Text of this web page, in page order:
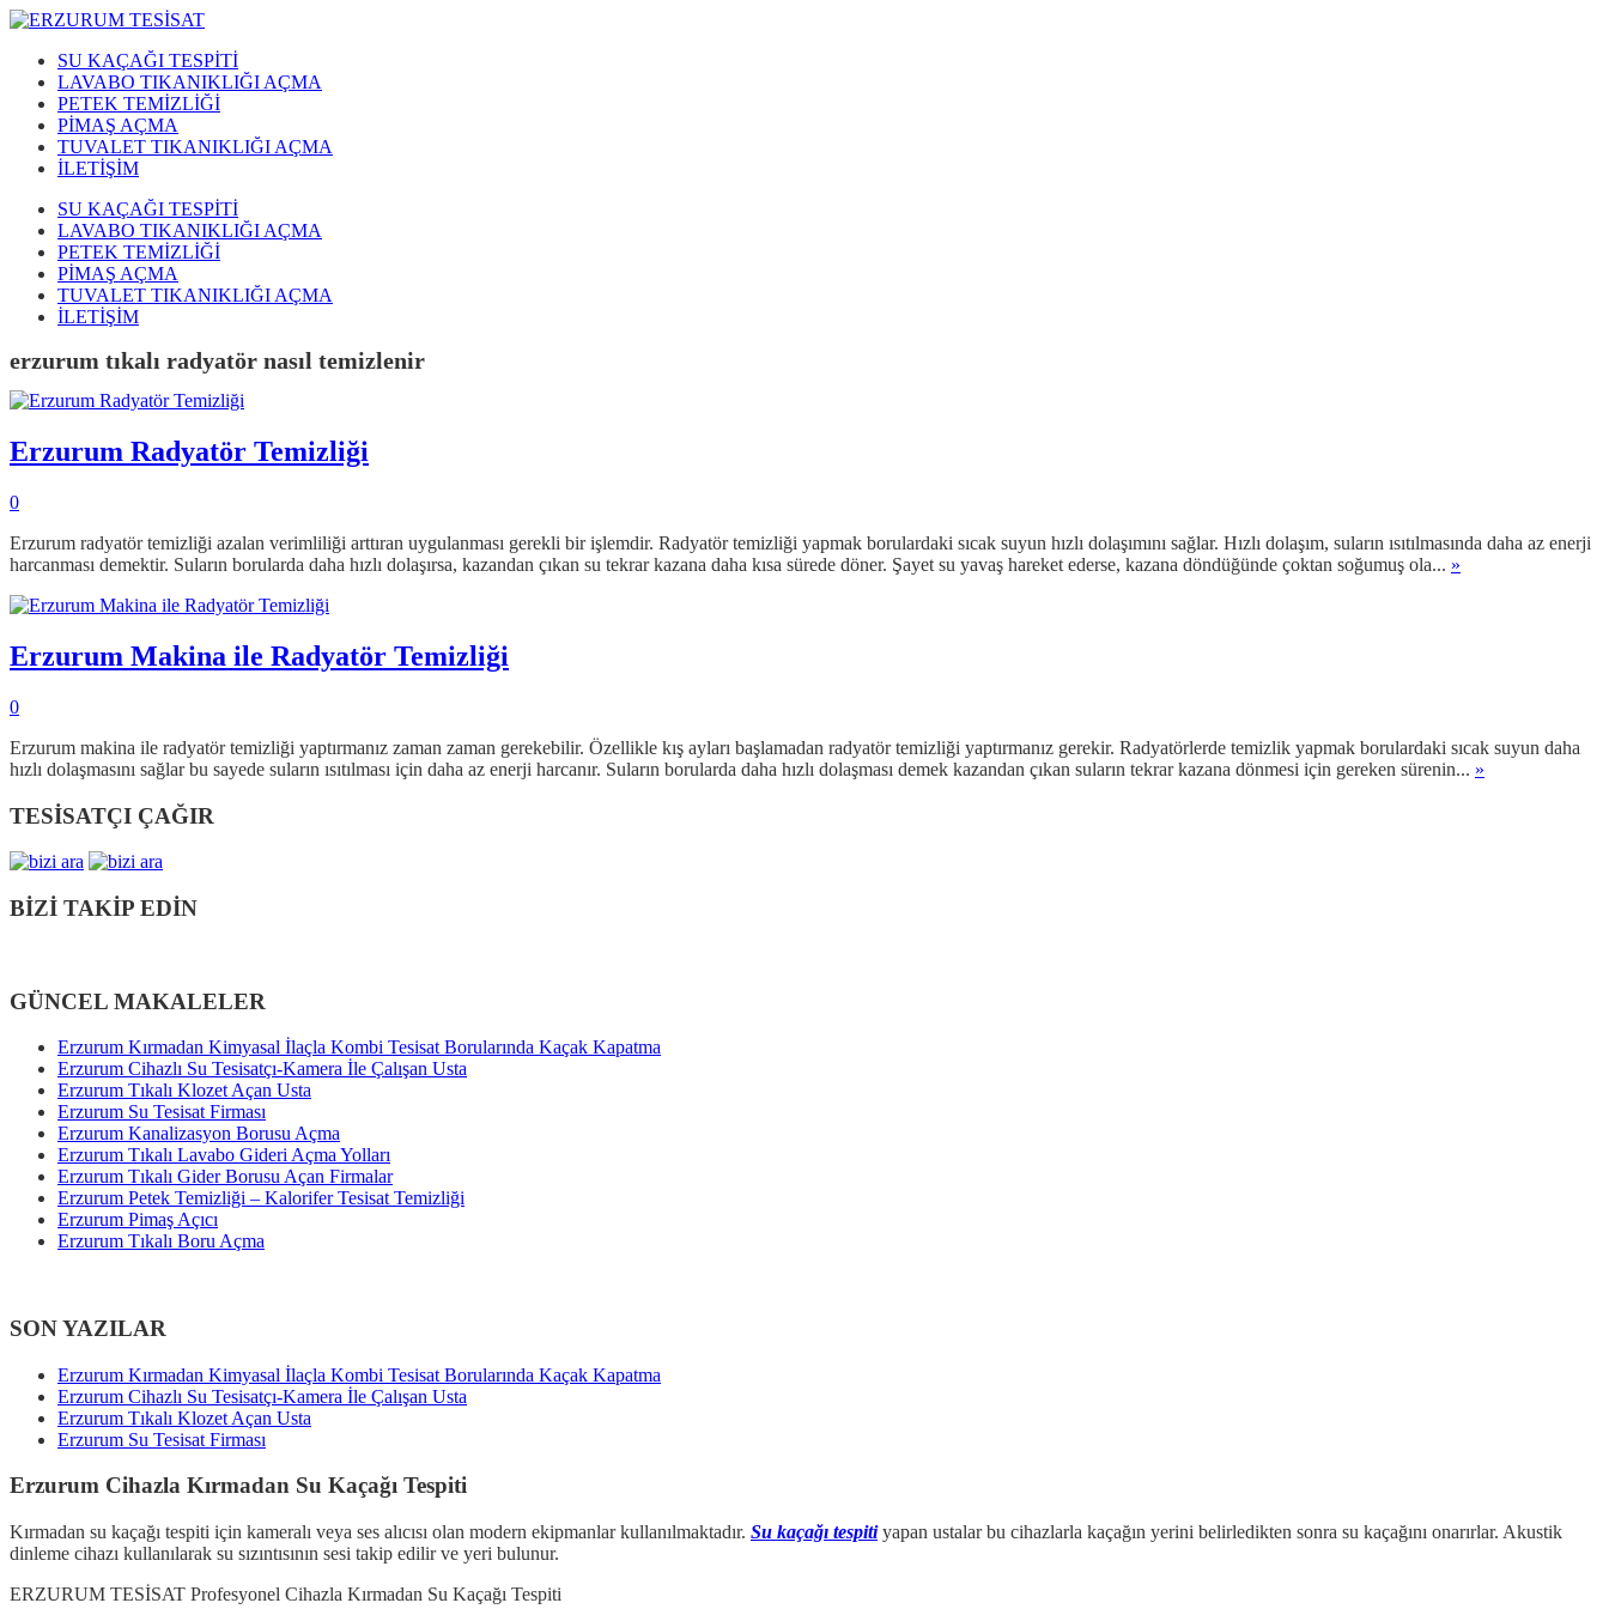
SU KAÇAĞI TESPİTİ
LAVABO TIKANIKLIĞI AÇMA
PETEK TEMİZLİĞİ
PİMAŞ AÇMA
TUVALET TIKANIKLIĞI AÇMA
İLETİŞİM
SU KAÇAĞI TESPİTİ
LAVABO TIKANIKLIĞI AÇMA
PETEK TEMİZLİĞİ
PİMAŞ AÇMA
TUVALET TIKANIKLIĞI AÇMA
İLETİŞİM
erzurum tıkalı radyatör nasıl temizlenir
Erzurum Radyatör Temizliği
0
Erzurum radyatör temizliği azalan verimliliği arttıran uygulanması gerekli bir işlemdir. Radyatör temizliği yapmak borulardaki sıcak suyun hızlı dolaşımını sağlar. Hızlı dolaşım, suların ısıtılmasında daha az enerji
harcanması demektir. Suların borularda daha hızlı dolaşırsa, kazandan çıkan su tekrar kazana daha kısa sürede döner. Şayet su yavaş hareket ederse, kazana döndüğünde çoktan soğumuş ola... »
Erzurum Makina ile Radyatör Temizliği
0
Erzurum makina ile radyatör temizliği yaptırmanız zaman zaman gerekebilir. Özellikle kış ayları başlamadan radyatör temizliği yaptırmanız gerekir. Radyatörlerde temizlik yapmak borulardaki sıcak suyun daha
hızlı dolaşmasını sağlar bu sayede suların ısıtılması için daha az enerji harcanır. Suların borularda daha hızlı dolaşması demek kazandan çıkan suların tekrar kazana dönmesi için gereken sürenin... »
TESİSATÇI ÇAĞIR
BİZİ TAKİP EDİN
GÜNCEL MAKALELER
Erzurum Kırmadan Kimyasal İlaçla Kombi Tesisat Borularında Kaçak Kapatma
Erzurum Cihazlı Su Tesisatçı-Kamera İle Çalışan Usta
Erzurum Tıkalı Klozet Açan Usta
Erzurum Su Tesisat Firması
Erzurum Kanalizasyon Borusu Açma
Erzurum Tıkalı Lavabo Gideri Açma Yolları
Erzurum Tıkalı Gider Borusu Açan Firmalar
Erzurum Petek Temizliği – Kalorifer Tesisat Temizliği
Erzurum Pimaş Açıcı
Erzurum Tıkalı Boru Açma
SON YAZILAR
Erzurum Kırmadan Kimyasal İlaçla Kombi Tesisat Borularında Kaçak Kapatma
Erzurum Cihazlı Su Tesisatçı-Kamera İle Çalışan Usta
Erzurum Tıkalı Klozet Açan Usta
Erzurum Su Tesisat Firması
Erzurum Cihazla Kırmadan Su Kaçağı Tespiti
Kırmadan su kaçağı tespiti için kameralı veya ses alıcısı olan modern ekipmanlar kullanılmaktadır. Su kaçağı tespitiyapan ustalar bu cihazlarla kaçağın yerini belirledikten sonra su kaçağını onarırlar. Akustik
dinleme cihazı kullanılarak su sızıntısının sesi takip edilir ve yeri bulunur.
ERZURUM TESİSAT Profesyonel Cihazla Kırmadan Su Kaçağı Tespiti